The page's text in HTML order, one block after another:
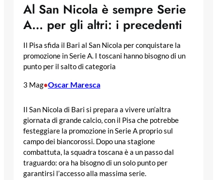
Al San Nicola è sempre Serie
A… per gli altri: i precedenti
Il Pisa sfida il Bari al San Nicola per conquistare la
promozione in Serie A. I toscani hanno bisogno di un
punto per il salto di categoria
3 Mag•Oscar Maresca
Il San Nicola di Bari si prepara a vivere un’altra
giornata di grande calcio, con il Pisa che potrebbe
festeggiare la promozione in Serie A proprio sul
campo dei biancorossi. Dopo una stagione
combattuta, la squadra toscana è a un passo dal
traguardo: ora ha bisogno di un solo punto per
garantirsi l’accesso alla massima serie.